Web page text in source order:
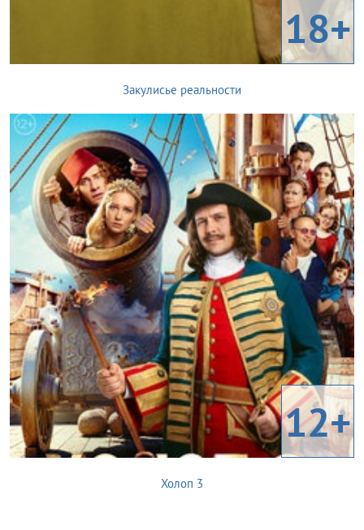
18+
Закулисье реальности
12+
Холоп 3